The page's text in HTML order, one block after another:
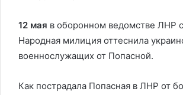
12 мая в оборонном ведомстве ЛНР
Народная милиция оттеснила
военнослужащих от Попасной.
Как пострадала Попасная в ЛНР от